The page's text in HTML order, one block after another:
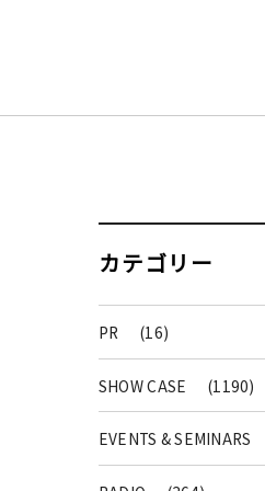
カテゴリー
PR (16)
SHOW CASE (1190)
EVENTS & SEMINARS